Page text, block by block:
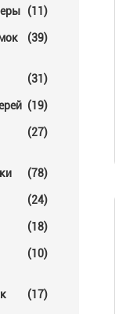
(11)
(39)
(31)
(19)
(27)
(78)
(24)
(18)
(10)
(17)